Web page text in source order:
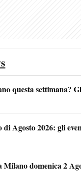
questa settimana?
Agosto 2026: gli
Milano domenica 2